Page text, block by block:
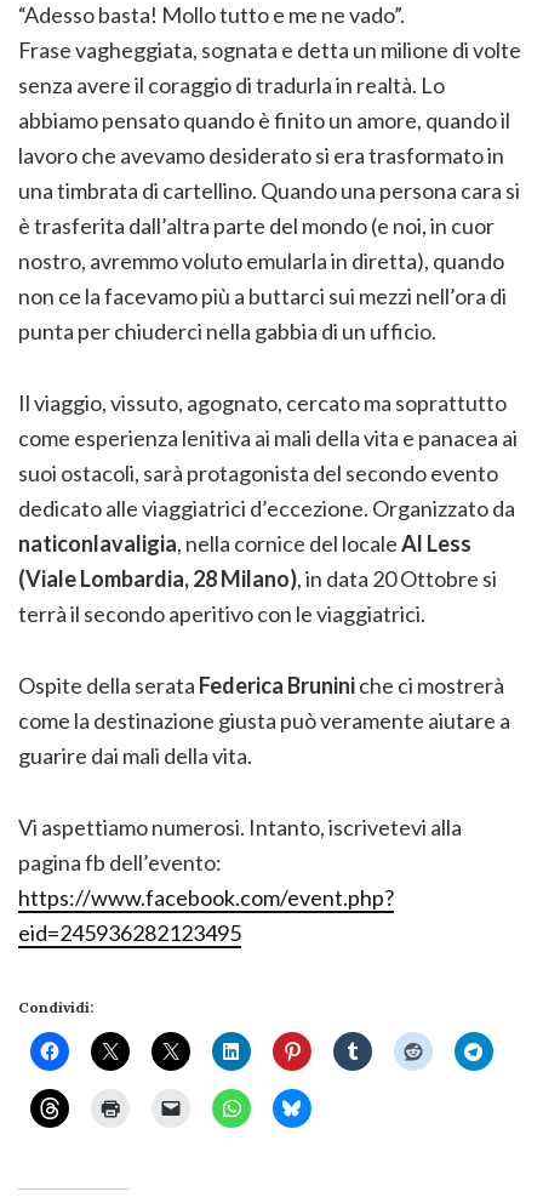
“Adesso basta! Mollo tutto e me ne vado”.
Frase vagheggiata, sognata e detta un milione di volte
senza avere il coraggio di tradurla in realtà. Lo
abbiamo pensato quando è finito un amore, quando il
lavoro che avevamo desiderato si era trasformato in
una timbrata di cartellino. Quando una persona cara si
è trasferita dall’altra parte del mondo (e noi, in cuor
nostro, avremmo voluto emularla in diretta), quando
non ce la facevamo più a buttarci sui mezzi nell’ora di
punta per chiuderci nella gabbia di un ufficio.
Il viaggio, vissuto, agognato, cercato ma soprattutto
come esperienza lenitiva ai mali della vita e panacea ai
suoi ostacoli, sarà protagonista del secondo evento
dedicato alle viaggiatrici d’eccezione. Organizzato da
naticonlavaligia, nella cornice del localeAl Less
(Viale Lombardia, 28 Milano), in data 20 Ottobre si
terrà il secondo aperitivo con le viaggiatrici.
Ospite della serata Federica Bruniniche ci mostrerà
come la destinazione giusta può veramente aiutare a
guarire dai mali della vita.
Vi aspettiamo numerosi. Intanto, iscrivetevi alla
pagina fb dell’evento:
https://www.facebook.com/event.php?
eid=245936282123495
Condividi: